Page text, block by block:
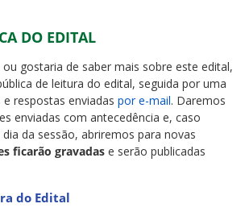
DO EDITAL
gostaria de saber mais sobre este edital,
de leitura do edital, seguida por uma
respostas enviadas por e-mail. Daremos
enviadas com antecedência e, caso
da sessão, abriremos para novas
ficarão gravadas e serão publicadas
do Edital